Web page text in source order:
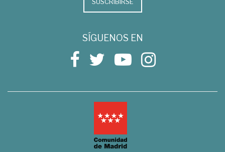
SÍGUENOS EN